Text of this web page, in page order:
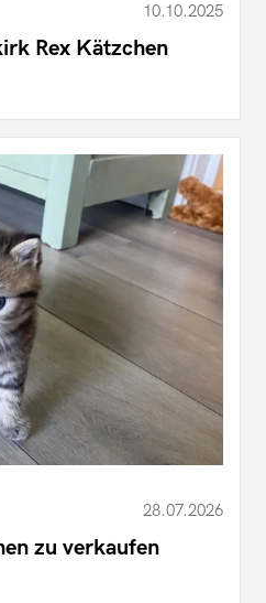
10.10.2025
Rex Kätzchen
28.07.2026
zu verkaufen